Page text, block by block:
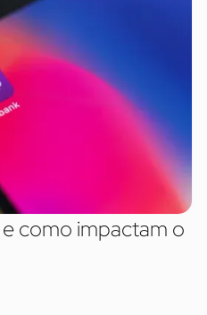
como impactam o